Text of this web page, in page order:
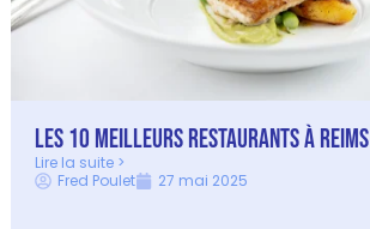
Les 10 Meilleurs Restaurants à Reims
Lire la suite >
Fred Poulet
27 mai 2025